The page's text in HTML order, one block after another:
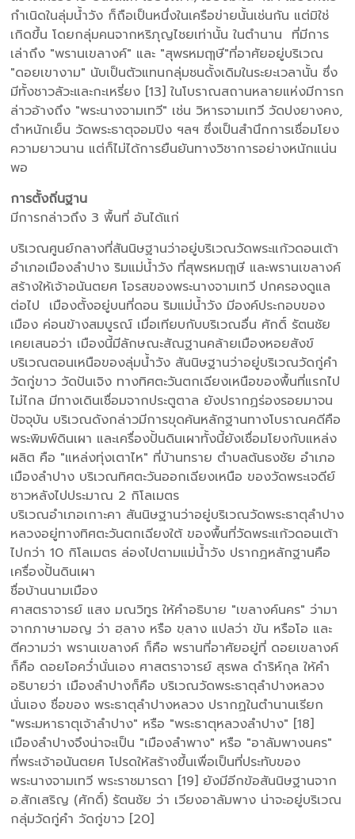
กำเนิดในลุ่มน้ำวัง ก็ถือเป็นหนึ่งในเครือข่ายนั้นเช่นกัน แต่มิใช่
เกิดขึ้น โดยกลุ่มคนจากหริภุญไชยเท่านั้น ในตำนาน ที่มีการ
เล่าถึง "พรานเขลางค์" และ "สุพรหมฤๅษี"ที่อาศัยอยู่บริเวณ
"ดอยเขางาม" นับเป็นตัวแทนกลุ่มชนดั้งเดิมในระยะเวลานั้น ซึ่ง
มีทั้งชาวลัวะและกะเหรี่ยง [13] ในโบราณสถานหลายแห่งมีการก
ล่าวอ้างถึง "พระนางจามเทวี" เช่น วิหารจามเทวี วัดปงยางคง,
ตำหนักเย็น วัดพระธาตุจอมปิง ฯลฯ ซึ่งเป็นสำนึกการเชื่อมโยง
ความยาวนาน แต่ก็ไม่ได้การยืนยันทางวิชาการอย่างหนักแน่น
พอ
การตั้งถิ่นฐาน
มีการกล่าวถึง 3 พื้นที่ อันได้แก่
บริเวณศูนย์กลางที่สันนิษฐานว่าอยู่บริเวณวัดพระแก้วดอนเต้า
อำเภอเมืองลำปาง ริมแม่น้ำวัง ที่สุพรหมฤๅษี และพรานเขลางค์
สร้างให้เจ้าอนันตยศ โอรสของพระนางจามเทวี ปกครองดูแล
ต่อไป เมืองตั้งอยู่บนที่ดอน ริมแม่น้ำวัง มีองค์ประกอบของ
เมือง ค่อนข้างสมบูรณ์ เมื่อเทียบกับบริเวณอื่น ศักดิ์ รัตนชัย
เคยเสนอว่า เมืองนี้มีลักษณะสัณฐานคล้ายเมืองหอยสังข์
บริเวณตอนเหนือของลุ่มน้ำวัง สันนิษฐานว่าอยู่บริเวณวัดกู่คำ
วัดกู่ขาว วัดปันเจิง ทางทิศตะวันตกเฉียงเหนือของพื้นที่แรกไป
ไม่ไกล มีทางเดินเชื่อมจากประตูตาล ยังปรากฏร่องรอยมาจน
ปัจจุบัน บริเวณดังกล่าวมีการขุดค้นหลักฐานทางโบราณคดีคือ
พระพิมพ์ดินเผา และเครื่องปั้นดินเผาทั้งนี้ยังเชื่อมโยงกับแหล่ง
ผลิต คือ "แหล่งทุ่งเตาไห" ที่บ้านทราย ตำบลต้นธงชัย อำเภอ
เมืองลำปาง บริเวณทิศตะวันออกเฉียงเหนือ ของวัดพระเจดีย์
ซาวหลังไปประมาณ 2 กิโลเมตร
บริเวณอำเภอเกาะคา สันนิษฐานว่าอยู่บริเวณวัดพระธาตุลำปาง
หลวงอยู่ทางทิศตะวันตกเฉียงใต้ ของพื้นที่วัดพระแก้วดอนเต้า
ไปกว่า 10 กิโลเมตร ล่องไปตามแม่น้ำวัง ปรากฏหลักฐานคือ
เครื่องปั้นดินเผา
ชื่อบ้านนามเมือง
ศาสตราจารย์ แสง มณวิทูร ให้คำอธิบาย "เขลางค์นคร" ว่ามา
จากภาษามอญ ว่า ฮฺลาง หรือ ขฺลาง แปลว่า ขัน หรือโอ และ
ตีความว่า พรานเขลางค์ ก็คือ พรานที่อาศัยอยู่ที่ ดอยเขลางค์
ก็คือ ดอยโอคว่ำนั่นเอง ศาสตราจารย์ สุรพล ดำริห์กุล ให้คำ
อธิบายว่า เมืองลำปางก็คือ บริเวณวัดพระธาตุลำปางหลวง
นั่นเอง ชื่อของ พระธาตุลำปางหลวง ปรากฏในตำนานเรียก
"พระมหาธาตุเจ้าลำปาง" หรือ "พระธาตุหลวงลำปาง" [18]
เมืองลำปางจึงน่าจะเป็น "เมืองลำพาง" หรือ "อาลัมพางนคร"
ที่พระเจ้าอนันตยศ โปรดให้สร้างขึ้นเพื่อเป็นที่ประทับของ
พระนางจามเทวี พระราชมารดา [19] ยังมีอีกข้อสันนิษฐานจาก
อ.สักเสริญ (ศักดิ์) รัตนชัย ว่า เวียงอาลัมพาง น่าจะอยู่บริเวณ
กลุ่มวัดกู่คำ วัดกู่ขาว [20]